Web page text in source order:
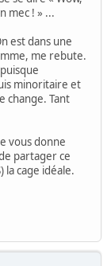
mec ! » ...
est dans une
me rebute.
minoritaire et
change. Tant
vous donne
partager ce
la cage idéale.